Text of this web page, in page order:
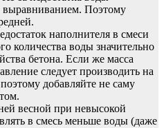
выравниванием. Поэтому
наполнителя в смеси
количества воды значительно
бетона. Если же масса
следует производить на
добавляйте не саму
весной при невысокой
в смесь меньше воды (даже